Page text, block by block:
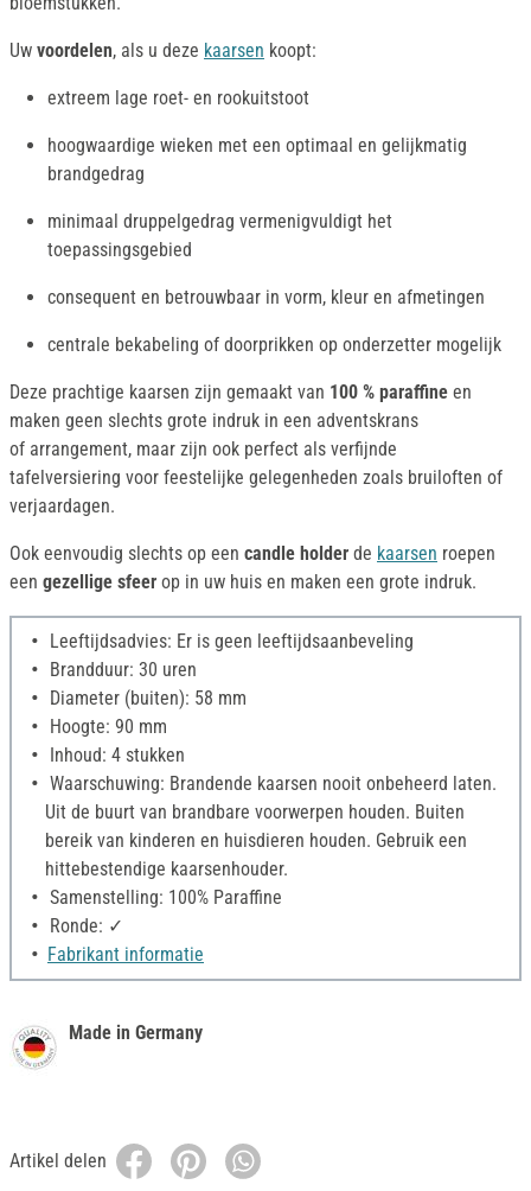
Uw voordelen, als u deze kaarsen koopt:
extreem lage roet- en rookuitstoot
hoogwaardige wieken met een optimaal en gelijkmatig
brandgedrag
minimaal druppelgedrag vermenigvuldigt het
toepassingsgebied
consequent en betrouwbaar in vorm, kleur en afmetingen
centrale bekabeling of doorprikken op onderzetter mogelijk
Deze prachtige kaarsen zijn gemaakt van 100 % paraffine en
maken geen slechts grote indruk in een adventskrans
of arrangement, maar zijn ook perfect als verfijnde
tafelversiering voor feestelijke gelegenheden zoals bruiloften of
verjaardagen.
Ook eenvoudig slechts op een candle holder de kaarsen roepen
een gezellige sfeer op in uw huis en maken een grote indruk.
Leeftijdsadvies: Er is geen leeftijdsaanbeveling
Brandduur: 30 uren
Diameter (buiten): 58 mm
Hoogte: 90 mm
Inhoud: 4 stukken
Waarschuwing: Brandende kaarsen nooit onbeheerd laten.
Uit de buurt van brandbare voorwerpen houden. Buiten
bereik van kinderen en huisdieren houden. Gebruik een
hittebestendige kaarsenhouder.
Samenstelling: 100% Paraffine
Ronde: ✓
Fabrikant informatie
Made in Germany
Artikel delen